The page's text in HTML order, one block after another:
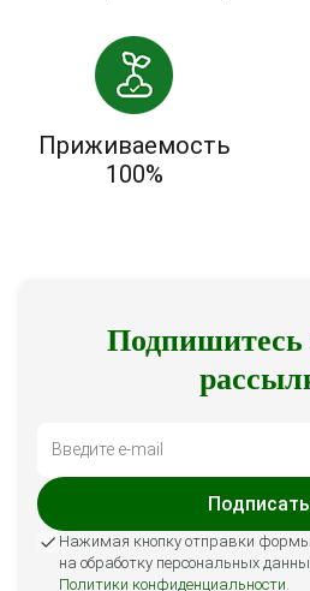
Приживаемость
100%
Нажимая кнопку отправки
на обработку персональных
Политики конфиденциальности.